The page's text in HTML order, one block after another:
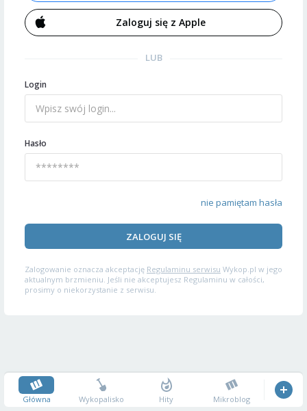
Zaloguj się z Apple
LUB
Login
Hasło
nie pamiętam hasła
ZALOGUJ SIĘ
Zalogowanie oznacza akceptację Regulaminu serwisu Wykop.pl w jego
aktualnym brzmieniu. Jeśli nie akceptujesz Regulaminu w całości,
prosimy o niekorzystanie z serwisu.
Główna Wykopalisko Hity Mikroblog